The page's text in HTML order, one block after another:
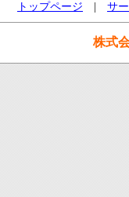
トップページ サ
株式